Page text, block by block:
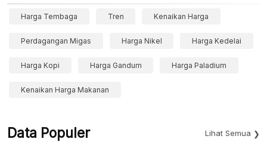
Harga Tembaga Tren Kenaikan Harga
Perdagangan Migas Harga Nikel Harga Kedelai
Harga Kopi Harga Gandum Harga Paladium
Kenaikan Harga Makanan
Data Populer Lihat Semua